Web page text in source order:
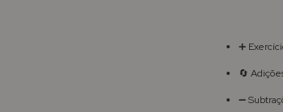
➕
🔄
➖